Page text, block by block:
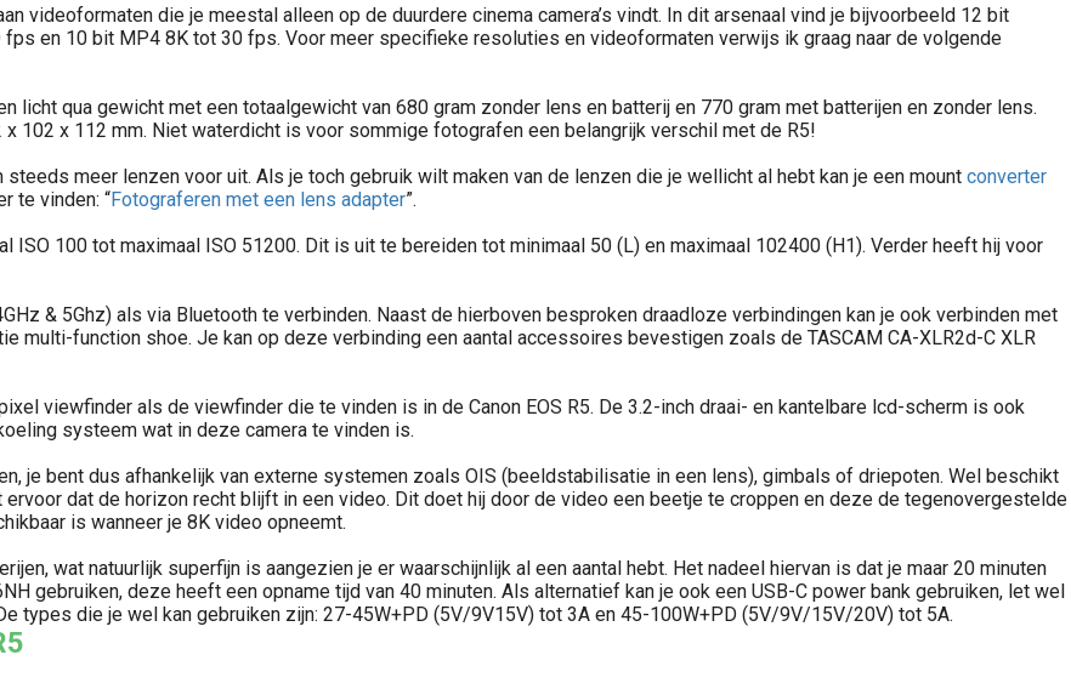
videoformaten die je meestal alleen op de duurdere cinema camera’s vindt. In dit arsenaal vind je bijvoorbeeld 12 bit
en 10 bit MP4 8K tot 30 fps. Voor meer specifieke resoluties en videoformaten verwijs ik graag naar de volgende
licht qua gewicht met een totaalgewicht van 680 gram zonder lens en batterij en 770 gram met batterijen en zonder lens.
102 x 112 mm. Niet waterdicht is voor sommige fotografen een belangrijk verschil met de R5!
meer lenzen voor uit. Als je toch gebruik wilt maken van de lenzen die je wellicht al hebt kan je een mount converter
te vinden: “Fotograferen met een lens adapter”.
ISO 100 tot maximaal ISO 51200. Dit is uit te bereiden tot minimaal 50 (L) en maximaal 102400 (H1). Verder heeft hij voor
& 5Ghz) als via Bluetooth te verbinden. Naast de hierboven besproken draadloze verbindingen kan je ook verbinden met
multi-function shoe. Je kan op deze verbinding een aantal accessoires bevestigen zoals de TASCAM CA-XLR2d-C XLR
viewfinder als de viewfinder die te vinden is in de Canon EOS R5. De 3.2-inch draai- en kantelbare lcd-scherm is ook
systeem wat in deze camera te vinden is.
je bent dus afhankelijk van externe systemen zoals OIS (beeldstabilisatie in een lens), gimbals of driepoten. Wel beschikt
dat de horizon recht blijft in een video. Dit doet hij door de video een beetje te croppen en deze de tegenovergestelde
is wanneer je 8K video opneemt.
wat natuurlijk superfijn is aangezien je er waarschijnlijk al een aantal hebt. Het nadeel hiervan is dat je maar 20 minuten
gebruiken, deze heeft een opname tijd van 40 minuten. Als alternatief kan je ook een USB-C power bank gebruiken, let wel
types die je wel kan gebruiken zijn: 27-45W+PD (5V/9V15V) tot 3A en 45-100W+PD (5V/9V/15V/20V) tot 5A.